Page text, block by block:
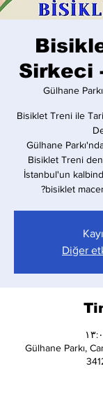
Sirkeci
Gülhane Parkı
Bisiklet Treni ile
Gülhane
Bisiklet Treni
İstanbul'un
bisiklet
Diğer
Gülhane Parkı,